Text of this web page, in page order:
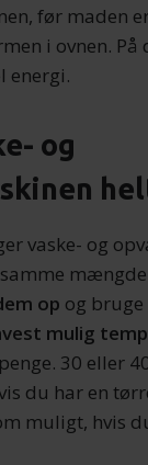
før maden
i ovnen. På
energi.
og
vaske- og
mængde
op og
mulig
30 eller
du har en
muligt, hvis